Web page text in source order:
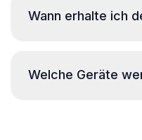
ist ein Ausbau
Wann erhalte ich
bereitgestellt,
Welche Geräte